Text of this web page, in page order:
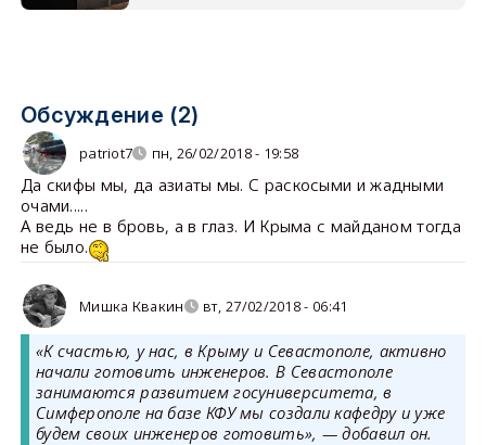
Обсуждение (2)
patriot7 пн, 26/02/2018 - 19:58
Да скифы мы, да азиаты мы. С раскосыми и жадными
очами.....
А ведь не в бровь, а в глаз. И Крыма с майданом тогда
не было.
Мишка Квакин вт, 27/02/2018 - 06:41
«К счастью, у нас, в Крыму и Севастополе, активно
начали готовить инженеров. В Севастополе
занимаются развитием госуниверситета, в
Симферополе на базе КФУ мы создали кафедру и уже
будем своих инженеров готовить», — добавил он.